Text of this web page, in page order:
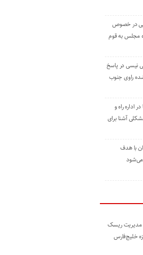
در خصوص
مجلس به قوم
نیسی در پاسخ
راوی جنوب
اداره راه و
آشنا برای
با هدف
می‌شود
مدیریت ریسک
خلیج‌فارس